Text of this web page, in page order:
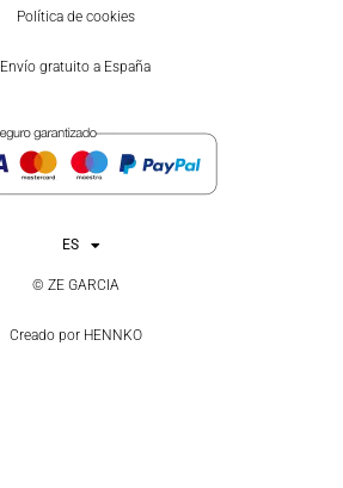
Política de cookies
Envío gratuito a España
ES
EN
© ZE GARCIA
Creado por HENNKO